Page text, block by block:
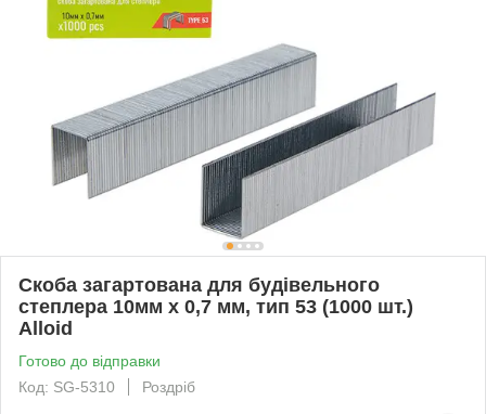
Скоба загартована для будівельного
степлера 10мм х 0,7 мм, тип 53 (1000 шт.)
Alloid
Готово до відправки
Код: SG-5310
Роздріб